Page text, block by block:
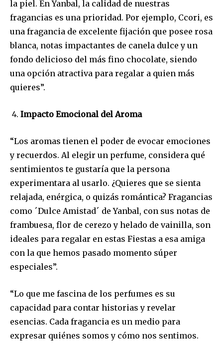
Join our community of
SUBSCRIBERS and be part of the
conversation.
To subscribe, simply enter your email address on our website
or click the subscribe button below. Don't worry, we respect
your privacy and won't spam your inbox. Your information is
safe with us.
SUBSCRIBE
la piel. En Yanbal, la calidad de nuestras
fragancias es una prioridad. Por ejemplo, Ccori, es
una fragancia de excelente fijación que posee rosa
blanca, notas impactantes de canela dulce y un
fondo delicioso del más fino chocolate, siendo
una opción atractiva para regalar a quien más
quieres”.
Impacto Emocional del Aroma
“Los aromas tienen el poder de evocar emociones
y recuerdos. Al elegir un perfume, considera qué
sentimientos te gustaría que la persona
experimentara al usarlo. ¿Quieres que se sienta
relajada, enérgica, o quizás romántica? Fragancias
como ´Dulce Amistad´ de Yanbal, con sus notas de
frambuesa, flor de cerezo y helado de vainilla, son
ideales para regalar en estas Fiestas a esa amiga
con la que hemos pasado momento súper
especiales”.
“Lo que me fascina de los perfumes es su
capacidad para contar historias y revelar
esencias. Cada fragancia es un medio para
expresar quiénes somos y cómo nos sentimos.